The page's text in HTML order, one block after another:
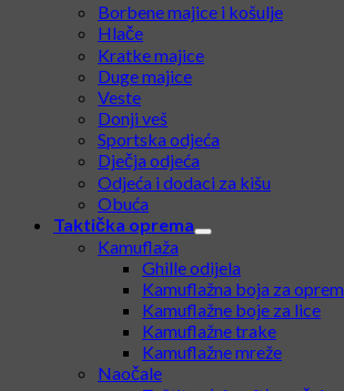
Ženske košulje i majice
Ženske jakne
Uniforma komplet
Jakne
Borbene majice i košulje
Hlače
Kratke majice
Duge majice
Veste
Donji veš
Sportska odjeća
Dječja odjeća
Odjeća i dodaci za kišu
Obuća
Taktička oprema
Kamuflaža
Ghille odijela
Kamuflažna boja za opremu